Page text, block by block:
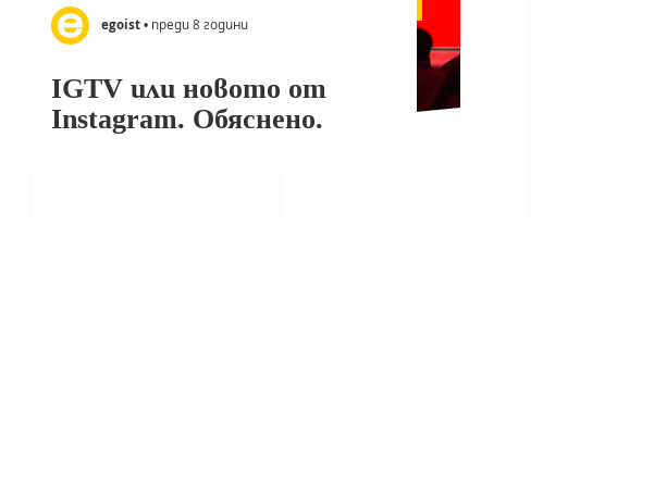
egoist • преди 8 години
IGTV или новото от
Instagram. Обяснено.